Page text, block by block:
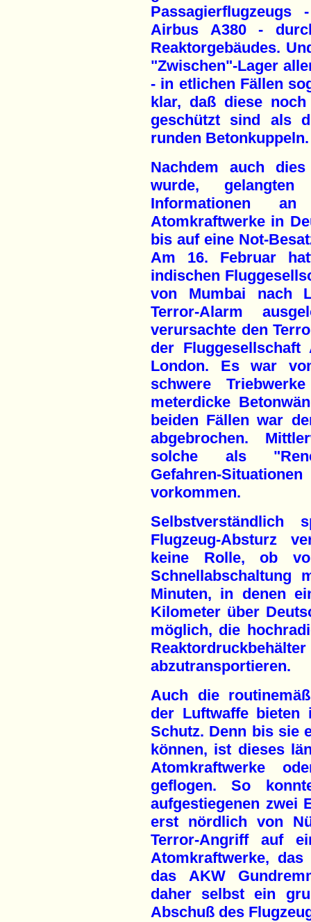
Airbus A380 -
Reaktorgebäudes.
"Zwischen"-Lager
- in etlichen Fällen
klar, daß diese
geschützt sind als
runden Betonkuppeln.
Nachdem auch
wurde,
Informationen
Atomkraftwerke in
bis auf eine Not-
Am 16. Februar
indischen
von Mumbai nach
Terror-Alarm
verursachte den
der
London. Es war
schwere
meterdicke
beiden Fällen war
abgebrochen.
solche als
Gefahren-
vorkommen.
Flugzeug-Absturz
keine Rolle, ob
Minuten, in denen
Kilometer über
möglich, die
abzutransportieren.
Auch die
der Luftwaffe bieten
Schutz. Denn bis sie
können, ist dieses
Atomkraftwerke
geflogen. So
aufgestiegenen zwei
erst nördlich von
Terror-Angriff auf
Atomkraftwerke,
das AKW
daher selbst ein
Abschuß des